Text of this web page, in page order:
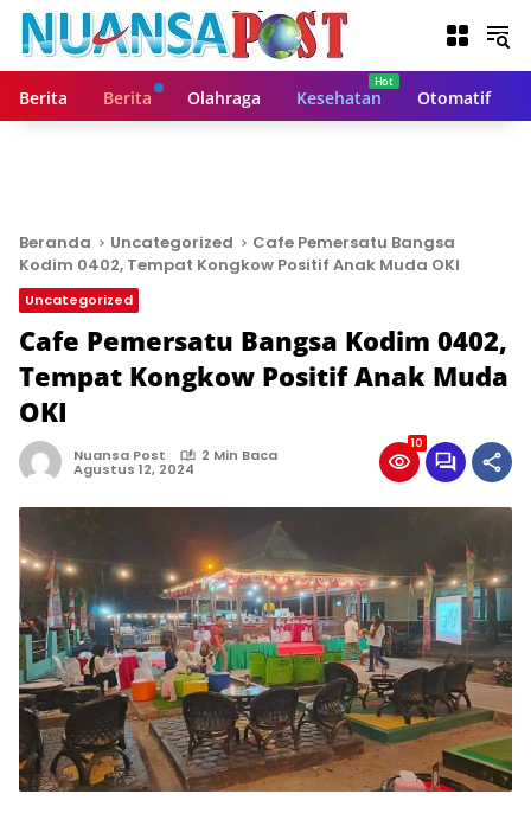
Berita Berita Olahraga Kesehatan Otomatif
Beranda Uncategorized
Cafe Pemersatu Bangsa
Kodim 0402, Tempat Kongkow Positif Anak Muda OKI
Uncategorized
Cafe Pemersatu Bangsa Kodim 0402,
Tempat Kongkow Positif Anak Muda
OKI
Nuansa Post 2 Min Baca
Agustus 12, 2024
10